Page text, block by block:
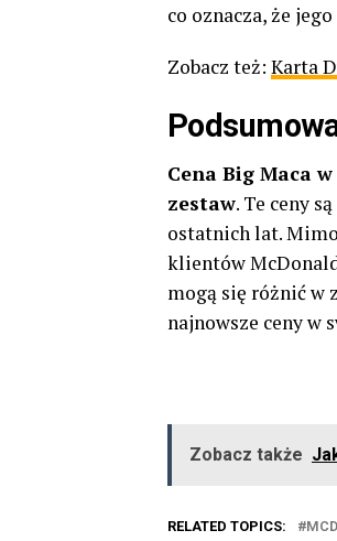
co oznacza, że
Zobacz też: Karta
Cena Big Maca
zestaw. Te ceny
ostatnich lat.
klientów
mogą się różnić w
najnowsze ceny w
Zobacz także
RELATED TOPICS: